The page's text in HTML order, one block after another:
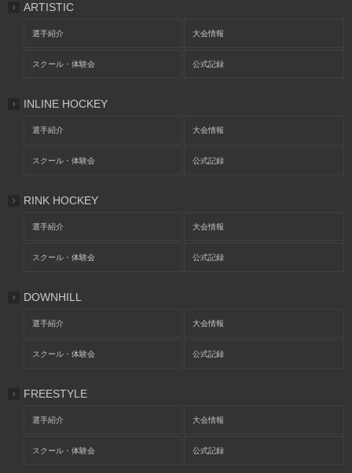
ARTISTIC
選手紹介 大会情報
スクール・体験会 公式記録
INLINE HOCKEY
選手紹介 大会情報
スクール・体験会 公式記録
RINK HOCKEY
選手紹介 大会情報
スクール・体験会 公式記録
DOWNHILL
選手紹介 大会情報
スクール・体験会 公式記録
FREESTYLE
選手紹介 大会情報
スクール・体験会 公式記録